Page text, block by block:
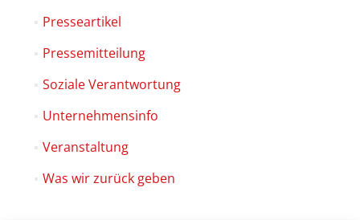
Presseartikel
Pressemitteilung
Soziale Verantwortung
Unternehmensinfo
Veranstaltung
Was wir zurück geben